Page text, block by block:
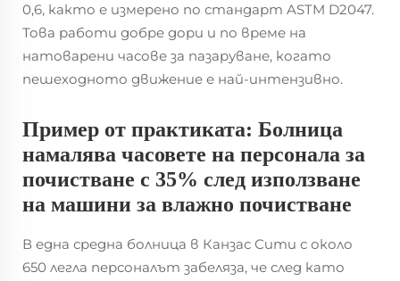
0,6, както е измерено по стандарт ASTM D2047.
Това работи добре дори и по време на
натоварени часове за пазаруване, когато
пешеходното движение е най-интензивно.
Пример от практиката: Болница
намалява часовете на персонала за
почистване с 35% след използване
на машини за влажно почистване
В една средна болница в Канзас Сити с около
650 легла персоналът забеляза, че след като